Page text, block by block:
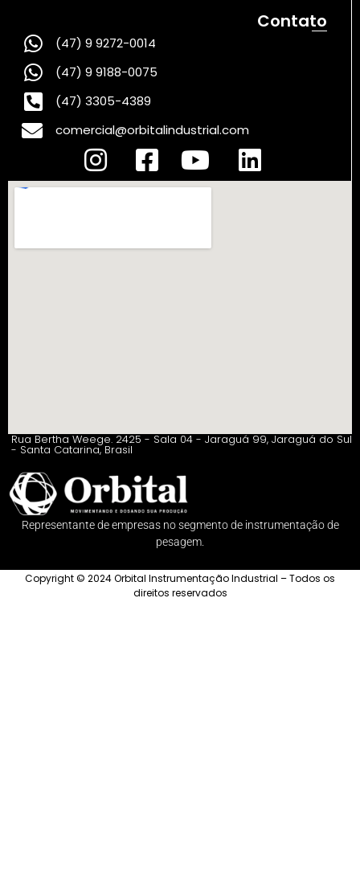
Contato
(47) 9 9272-0014
(47) 9 9188-0075
(47) 3305-4389
comercial@orbitalindustrial.com
Rua Bertha Weege. 2425 - Sala 04 - Jaraguá 99, Jaraguá do Sul
- Santa Catarina, Brasil
Representante de empresas no segmento de instrumentação de
pesagem.
Copyright © 2024 Orbital Instrumentação Industrial – Todos os
direitos reservados